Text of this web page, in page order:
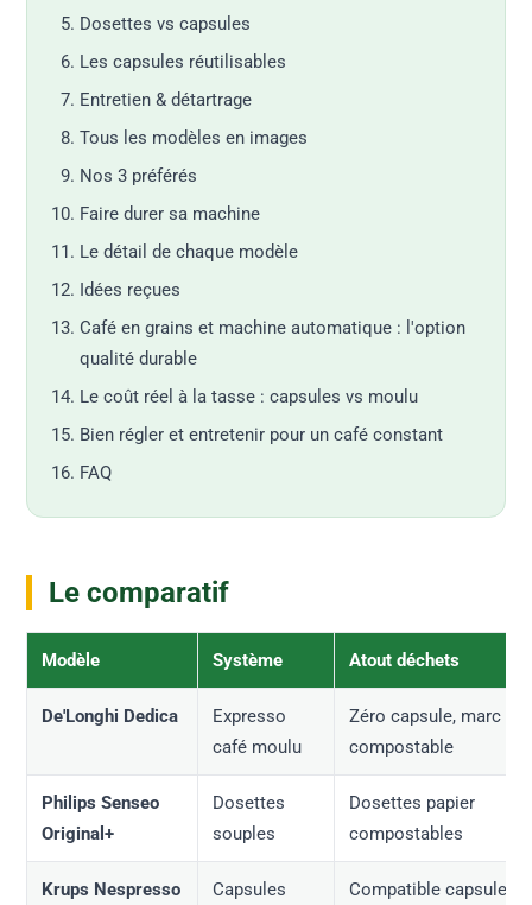
Dosettes vs capsules
Les capsules réutilisables
Entretien & détartrage
Tous les modèles en images
Nos 3 préférés
Faire durer sa machine
Le détail de chaque modèle
Idées reçues
Café en grains et machine automatique : l'option
qualité durable
Le coût réel à la tasse : capsules vs moulu
Bien régler et entretenir pour un café constant
FAQ
Le comparatif
Modèle Système Atout déchets
De'Longhi Dedica
Expresso
café moulu
Zéro capsule, marc
compostable
Philips Senseo
Original+
Dosettes
souples
Dosettes papier
compostables
Krups Nespresso
Capsules
Compatible capsules